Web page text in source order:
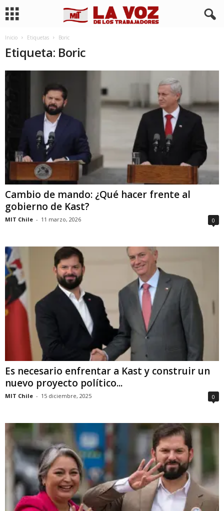
Inicio Etiquetas Boric
Etiqueta: Boric
Cambio de mando: ¿Qué hacer frente al
gobierno de Kast?
MIT Chile - 11 marzo, 2026 0
Es necesario enfrentar a Kast y construir un
nuevo proyecto político...
MIT Chile - 15 diciembre, 2025 0